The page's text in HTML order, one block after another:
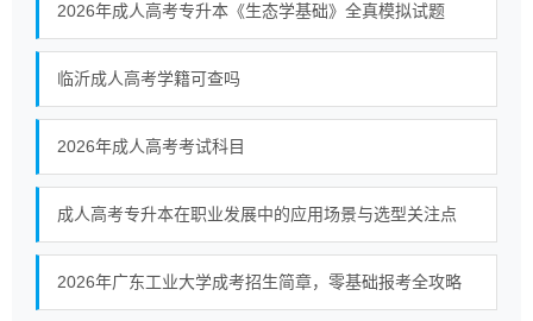
2026年成人高考专升本《生态学基础》全真模拟试题
临沂成人高考学籍可查吗
2026年成人高考考试科目
成人高考专升本在职业发展中的应用场景与选型关注点
2026年广东工业大学成考招生简章，零基础报考全攻略